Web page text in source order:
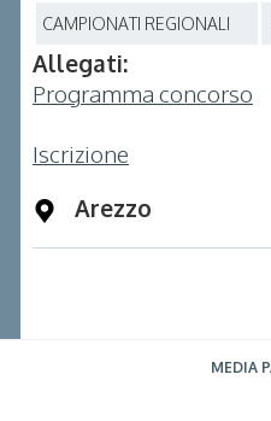
CAMPIONATI REGIONALI
Allegati:
Programma concorso
Iscrizione
Arezzo
MEDIA